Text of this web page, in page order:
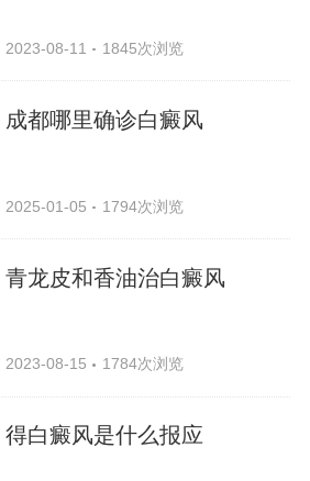
2023-08-11 1845次浏览
成都哪里确诊白癜风
2025-01-05 1794次浏览
青龙皮和香油治白癜风
2023-08-15 1784次浏览
得白癜风是什么报应